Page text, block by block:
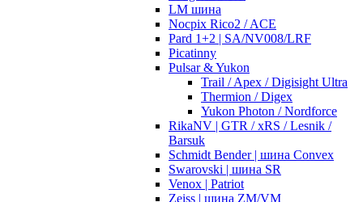
LM шина
Nocpix Rico2 / ACE
Pard 1+2 | SA/NV008/LRF
Picatinny
Pulsar & Yukon
Trail / Apex / Digisight Ultra
Thermion / Digex
Yukon Photon / Nordforce
RikaNV | GTR / xRS / Lesnik /
Barsuk
Schmidt Bender | шина Convex
Swarovski | шина SR
Venox | Patriot
Zeiss | шина ZM/VM